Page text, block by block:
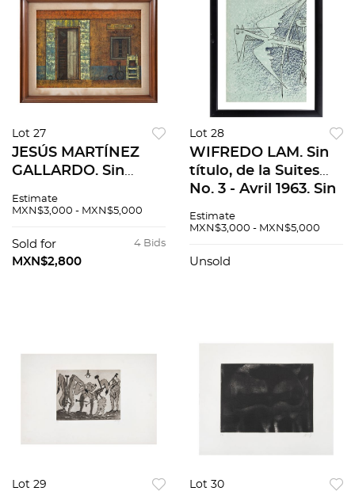
Lot 27
JESÚS MARTÍNEZ
GALLARDO. Sin
fechado 92. Óleo
cm
Estimate
MXN$3,000 - MXN$5,000
4 Bids
Sold for
MXN$2,800
Lot 28
WIFREDO LAM. Sin
título, de la Suites
No. 3 - Avril 1963. Sin
doble vista. 32 x 24
Estimate
MXN$3,000 - MXN$5,000
Unsold
Lot 29 Lot 30